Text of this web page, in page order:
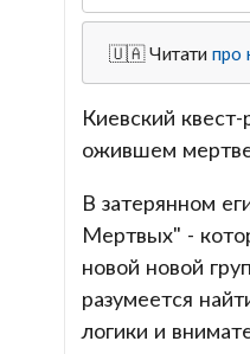
🇺🇦 Читати про
Киевский
ожившем
В затерянном
Мертвых" -
новой новой
разумеется
логики и